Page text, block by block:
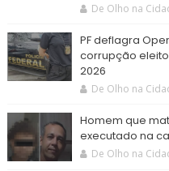
De Olho na
PF deflagra
corrupção
2026
De Olho na
Homem que
executado na
De Olho na